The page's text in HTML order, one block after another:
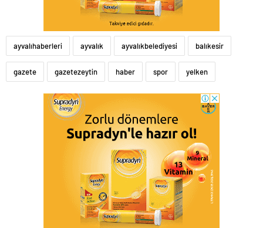
ayvalıhaberleri ayvalık ayvalıkbelediyesi balıkesir
gazete gazetezeytin haber spor yelken